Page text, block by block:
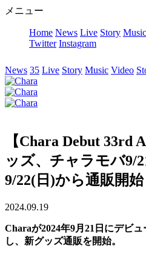
メニュー
Home News Live Story Music
Twitter Instagram
News 35 Live Story Music Video
【Chara Debut 33rd
ッズ、チャラモバ9/
9/22(日)から通販開始
2024.09.19
Charaが2024年9月21日にデビ
し、新グッズ通販を開始。